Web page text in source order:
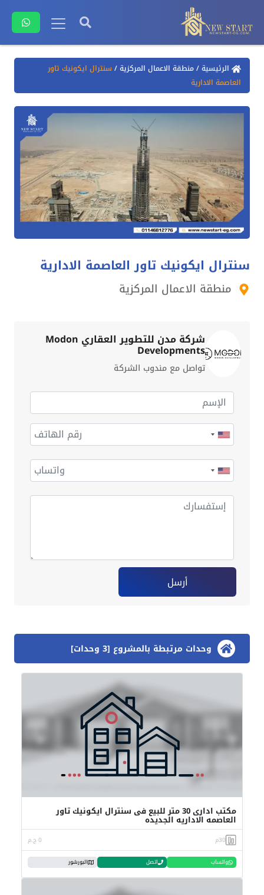
الرئيسية/منطقة الاعمال المركزية/ سنترال ايكونيك تاور
العاصمة الادارية
سنترال ايكونيك تاور العاصمة الادارية
منطقة الاعمال المركزية
شركة مدن للتطوير العقاري Modon
Developments
تواصل مع مندوب الشركة
أرسل
وحدات مرتبطة بالمشروع [3 وحدات]
مكتب ادارى 30 متر للبيع فى سنترال ايكونيك تاور
العاصمه الاداريه الجديده
30م 0 ج.م
واتساب اتصل البورشور